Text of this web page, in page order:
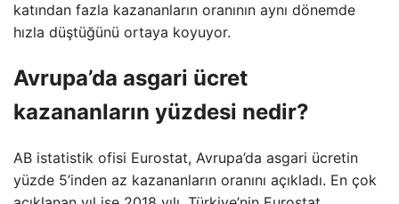
katından fazla kazananların oranının aynı dönemde
hızla düştüğünü ortaya koyuyor.
Avrupa’da asgari ücret
kazananların yüzdesi nedir?
AB istatistik ofisi Eurostat, Avrupa’da asgari ücretin
yüzde 5’inden az kazananların oranını açıkladı. En çok